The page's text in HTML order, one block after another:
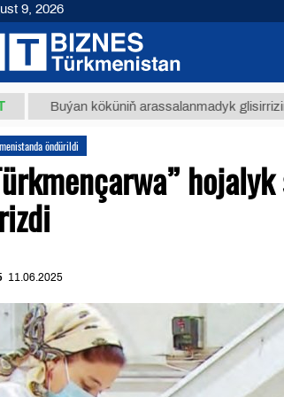
Buýan köküniň arassalanmadyk glisirrizin
öndürildi
11.06.2025
9, 2026